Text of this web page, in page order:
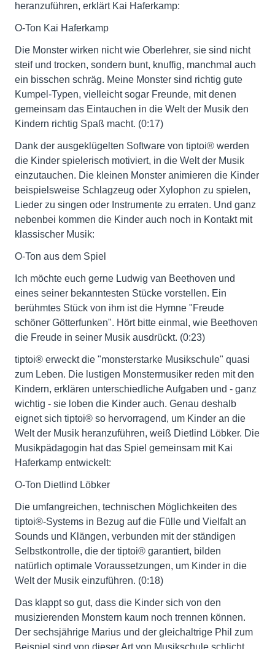
heranzuführen, erklärt Kai Haferkamp:
O-Ton Kai Haferkamp
Die Monster wirken nicht wie Oberlehrer, sie sind nicht
steif und trocken, sondern bunt, knuffig, manchmal auch
ein bisschen schräg. Meine Monster sind richtig gute
Kumpel-Typen, vielleicht sogar Freunde, mit denen
gemeinsam das Eintauchen in die Welt der Musik den
Kindern richtig Spaß macht. (0:17)
Dank der ausgeklügelten Software von tiptoi® werden
die Kinder spielerisch motiviert, in die Welt der Musik
einzutauchen. Die kleinen Monster animieren die Kinder
beispielsweise Schlagzeug oder Xylophon zu spielen,
Lieder zu singen oder Instrumente zu erraten. Und ganz
nebenbei kommen die Kinder auch noch in Kontakt mit
klassischer Musik:
O-Ton aus dem Spiel
Ich möchte euch gerne Ludwig van Beethoven und
eines seiner bekanntesten Stücke vorstellen. Ein
berühmtes Stück von ihm ist die Hymne "Freude
schöner Götterfunken". Hört bitte einmal, wie Beethoven
die Freude in seiner Musik ausdrückt. (0:23)
tiptoi® erweckt die "monsterstarke Musikschule" quasi
zum Leben. Die lustigen Monstermusiker reden mit den
Kindern, erklären unterschiedliche Aufgaben und - ganz
wichtig - sie loben die Kinder auch. Genau deshalb
eignet sich tiptoi® so hervorragend, um Kinder an die
Welt der Musik heranzuführen, weiß Dietlind Löbker. Die
Musikpädagogin hat das Spiel gemeinsam mit Kai
Haferkamp entwickelt:
O-Ton Dietlind Löbker
Die umfangreichen, technischen Möglichkeiten des
tiptoi®-Systems in Bezug auf die Fülle und Vielfalt an
Sounds und Klängen, verbunden mit der ständigen
Selbstkontrolle, die der tiptoi® garantiert, bilden
natürlich optimale Voraussetzungen, um Kinder in die
Welt der Musik einzuführen. (0:18)
Das klappt so gut, dass die Kinder sich von den
musizierenden Monstern kaum noch trennen können.
Der sechsjährige Marius und der gleichaltrige Phil zum
Beispiel sind von dieser Art von Musikschule schlicht